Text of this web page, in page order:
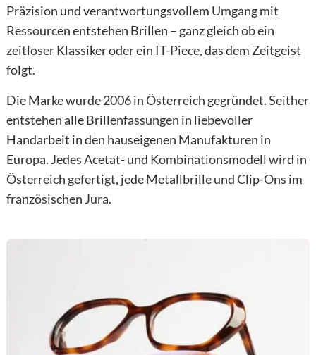
Präzision und verantwortungsvollem Umgang mit
Ressourcen entstehen Brillen – ganz gleich ob ein
zeitloser Klassiker oder ein IT-Piece, das dem Zeitgeist
folgt.
Die Marke wurde 2006 in Österreich gegründet. Seither
entstehen alle Brillenfassungen in liebevoller
Handarbeit in den hauseigenen Manufakturen in
Europa. Jedes Acetat- und Kombinationsmodell wird in
Österreich gefertigt, jede Metallbrille und Clip-Ons im
französischen Jura.